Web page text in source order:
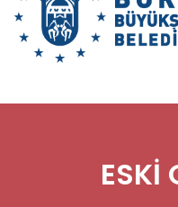
ESKİ